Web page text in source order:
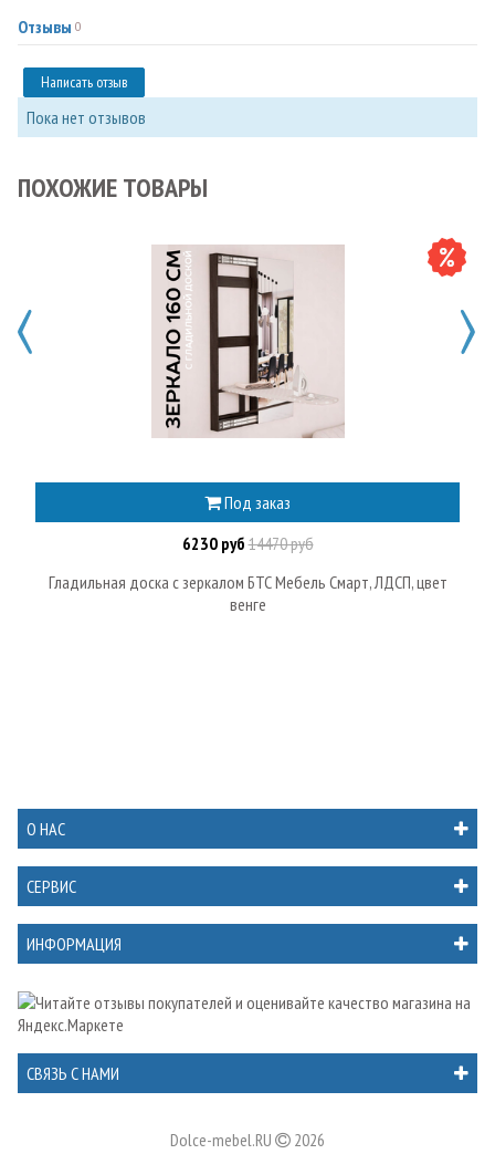
Отзывы 0
Написать отзыв
Пока нет отзывов
ПОХОЖИЕ ТОВАРЫ
Под заказ
6230 руб14470 руб
Гладильная доска с зеркалом БТС Мебель Смарт, ЛДСП, цвет
венге
О НАС
СЕРВИС
ИНФОРМАЦИЯ
СВЯЗЬ С НАМИ
Dolce-mebel.RU 2026